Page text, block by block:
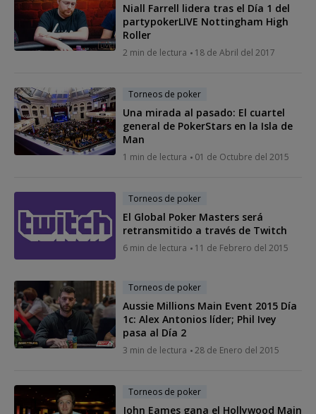
Niall Farrell lidera tras el Día 1 del
partypokerLIVE Nottingham High
Roller
2 min de lectura 18 de Abril del 2017
Torneos de poker
Una mirada al pasado: El cuartel
general de PokerStars en la Isla de
Man
1 min de lectura 01 de Octubre del 2015
Torneos de poker
El Global Poker Masters será
retransmitido a través de Twitch
6 min de lectura 11 de Febrero del 2015
Torneos de poker
Aussie Millions Main Event 2015 Día
1c: Alex Antonios líder; Phil Ivey
pasa al Día 2
3 min de lectura 28 de Enero del 2015
Torneos de poker
John Eames gana el Hollywood Main